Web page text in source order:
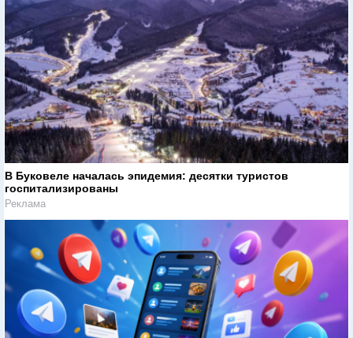
В Буковеле началась эпидемия: десятки туристов
госпитализированы
Реклама